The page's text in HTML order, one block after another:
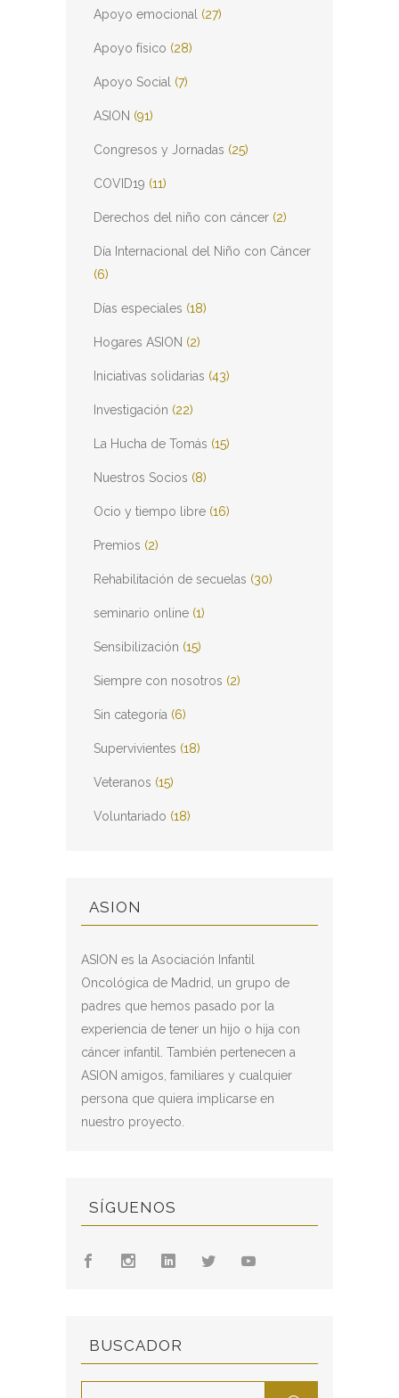
Apoyo emocional (27)
Apoyo físico (28)
Apoyo Social (7)
ASION (91)
Congresos y Jornadas (25)
COVID19 (11)
Derechos del niño con cáncer (2)
Día Internacional del Niño con Cáncer
(6)
Días especiales (18)
Hogares ASION (2)
Iniciativas solidarias (43)
Investigación (22)
La Hucha de Tomás (15)
Nuestros Socios (8)
Ocio y tiempo libre (16)
Premios (2)
Rehabilitación de secuelas (30)
seminario online (1)
Sensibilización (15)
Siempre con nosotros (2)
Sin categoría (6)
Supervivientes (18)
Veteranos (15)
Voluntariado (18)
ASION
ASION es la Asociación Infantil
Oncológica de Madrid, un grupo de
padres que hemos pasado por la
experiencia de tener un hijo o hija con
cáncer infantil. También pertenecen a
ASION amigos, familiares y cualquier
persona que quiera implicarse en
nuestro proyecto.
SÍGUENOS
BUSCADOR